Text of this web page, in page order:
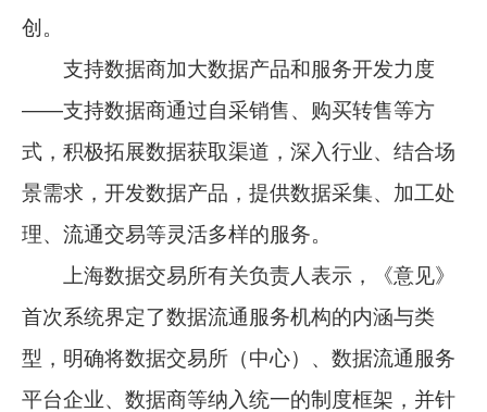
创。
支持数据商加大数据产品和服务开发力度
——支持数据商通过自采销售、购买转售等方
式，积极拓展数据获取渠道，深入行业、结合场
景需求，开发数据产品，提供数据采集、加工处
理、流通交易等灵活多样的服务。
上海数据交易所有关负责人表示，《意见》
首次系统界定了数据流通服务机构的内涵与类
型，明确将数据交易所（中心）、数据流通服务
平台企业、数据商等纳入统一的制度框架，并针